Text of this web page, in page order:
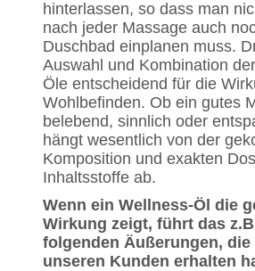
hinterlassen, so dass man
nach jeder Massage auch
Duschbad einplanen muss.
Auswahl und Kombination
Öle entscheidend für die
Wohlbefinden. Ob ein gutes
belebend, sinnlich oder
hängt wesentlich von der
Komposition und exakten
Inhaltsstoffe ab.
Wenn ein Wellness-Öl die
Wirkung zeigt, führt das
folgenden Äußerungen, die
unseren Kunden erhalten